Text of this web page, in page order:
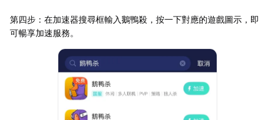
第四步：在加速器搜尋框輸入鵝鴨殺，按一下對應的遊戲圖示，即
可暢享加速服務。